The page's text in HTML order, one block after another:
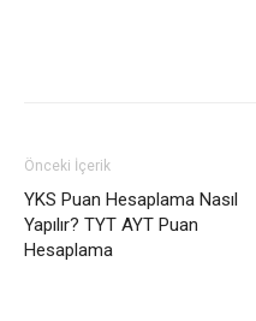
Önceki İçerik
YKS Puan Hesaplama Nasıl
Yapılır? TYT AYT Puan
Hesaplama